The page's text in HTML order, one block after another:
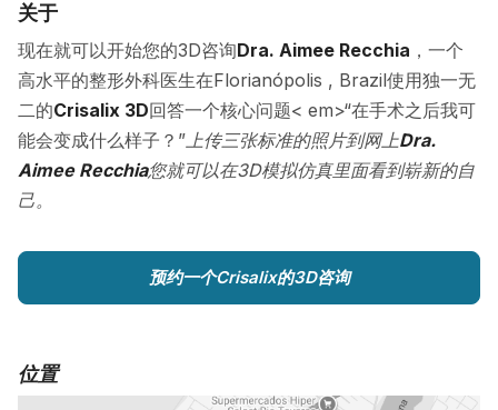
关于
现在就可以开始您的3D咨询Dra. Aimee Recchia ，一个
高水平的整形外科医生在Florianópolis , Brazil使用独一无
二的Crisalix 3D回答一个核心问题< em>“在手术之后我可
能会变成什么样子？” 上传三张标准的照片到网上Dra.
Aimee Recchia您就可以在3D模拟仿真里面看到崭新的自
己。
预约一个Crisalix的3D咨询
位置